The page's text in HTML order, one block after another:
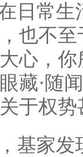
日常
也不
心，
藏·随
于权
基家发